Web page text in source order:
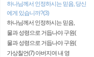
하나님께서 인정하시는 믿음, 당신
에게 있습니까?(3)
하나님께서 인정하시는 믿음,
물과 성령으로 거듭나야 구원(
물과 성령으로 거듭나야 구원(
가상칠언(7) 아버지여 내 영